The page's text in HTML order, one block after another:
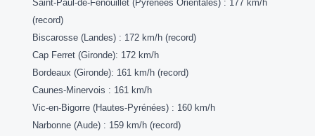
Saint-Paul-de-Fenouillet (Pyrénées Orientales) : 177 km/h
(record)
Biscarosse (Landes) : 172 km/h (record)
Cap Ferret (Gironde): 172 km/h
Bordeaux (Gironde): 161 km/h (record)
Caunes-Minervois : 161 km/h
Vic-en-Bigorre (Hautes-Pyrénées) : 160 km/h
Narbonne (Aude) : 159 km/h (record)